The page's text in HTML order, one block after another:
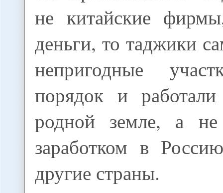
не китайские
деньги, то таджики
непригодные
порядок и
родной земле, а
заработком в
другие страны.